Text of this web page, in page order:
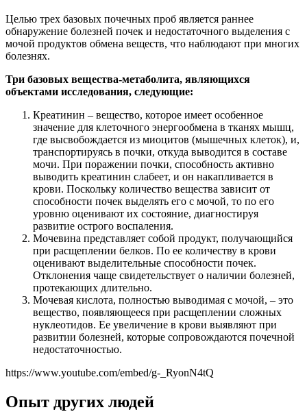
Целью трех базовых почечных проб является раннее
обнаружение болезней почек и недостаточного выделения с
мочой продуктов обмена веществ, что наблюдают при многих
болезнях.
Три базовых вещества-метаболита, являющихся
объектами исследования, следующие:
Креатинин – вещество, которое имеет особенное
значение для клеточного энергообмена в тканях мышц,
где высвобождается из миоцитов (мышечных клеток), и,
транспортируясь в почки, откуда выводится в составе
мочи. При поражении почки, способность активно
выводить креатинин слабеет, и он накапливается в
крови. Поскольку количество вещества зависит от
способности почек выделять его с мочой, то по его
уровню оценивают их состояние, диагностируя
развитие острого воспаления.
Мочевина представляет собой продукт, получающийся
при расщеплении белков. По ее количеству в крови
оценивают выделительные способности почек.
Отклонения чаще свидетельствует о наличии болезней,
протекающих длительно.
Мочевая кислота, полностью выводимая с мочой, – это
вещество, появляющееся при расщеплении сложных
нуклеотидов. Ее увеличение в крови выявляют при
развитии болезней, которые сопровождаются почечной
недостаточностью.
https://www.youtube.com/embed/g-_RyonN4tQ
Опыт других людей